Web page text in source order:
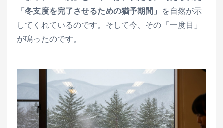
「冬支度を完了させるための猶予期間」 を自然が示
してくれているのです。そして今、その「一度目」
が鳴ったのです。